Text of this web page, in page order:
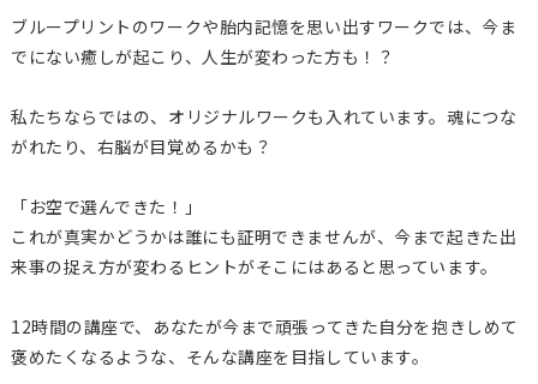
ブループリントのワークや胎内記憶を思い出すワークでは、今ま
でにない癒しが起こり、人生が変わった方も！？
私たちならではの、オリジナルワークも入れています。魂につな
がれたり、右脳が目覚めるかも？
「お空で選んできた！」
これが真実かどうかは誰にも証明できませんが、今まで起きた出
来事の捉え方が変わるヒントがそこにはあると思っています。
12時間の講座で、あなたが今まで頑張ってきた自分を抱きしめて
褒めたくなるような、そんな講座を目指しています。